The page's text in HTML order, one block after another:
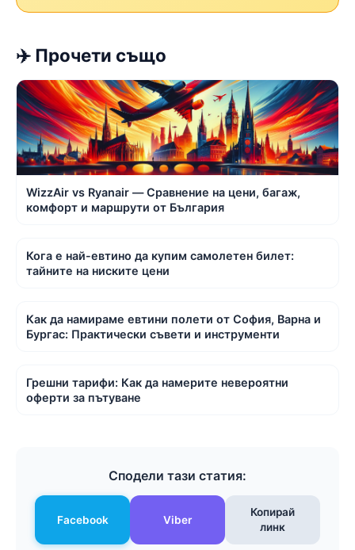
✈️ Прочети също
WizzAir vs Ryanair — Сравнение на цени, багаж,
комфорт и маршрути от България
Кога е най-евтино да купим самолетен билет:
тайните на ниските цени
Как да намираме евтини полети от София, Варна и
Бургас: Практически съвети и инструменти
Грешни тарифи: Как да намерите невероятни
оферти за пътуване
Сподели тази статия:
Facebook Viber
Копирай
линк